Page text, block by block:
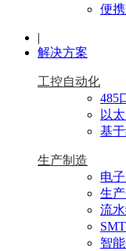
便
|
解决方案
工控自动化
485
以
基
生产制造
电
生
流
智